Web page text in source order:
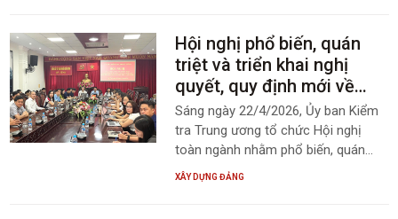
Trung ương và của tỉnh thành
chương trình, kế hoạch, tạo chuyển
biến thực chất trong công tác nội
chính, phòng, chống tham nhũng,
lãng phí, tiêu cực và cải cách tư
pháp.
Hội nghị phổ biến, quán
triệt và triển khai nghị
quyết, quy định mới về
công tác kiểm tra, giám
sát
Sáng ngày 22/4/2026, Ủy ban Kiểm
tra Trung ương tổ chức Hội nghị
toàn ngành nhằm phổ biến, quán
triệt và triển khai thực hiện Nghị
XÂY DỰNG ĐẢNG